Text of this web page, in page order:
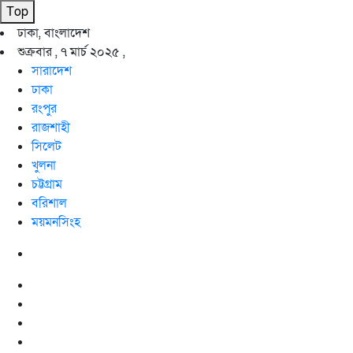
Top
ঢাকা, বাংলাদেশ
শুক্রবার , ৭ মার্চ ২০২৫ ,
সারাদেশ
ঢাকা
রংপুর
রাজশাহী
সিলেট
খুলনা
চট্টগ্রাম
বরিশাল
ময়মনসিংহ